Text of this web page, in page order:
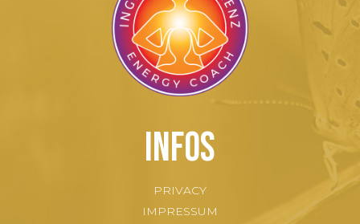
Infos
PRIVACY
IMPRESSUM